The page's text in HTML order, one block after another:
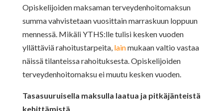
Opiskelijoiden maksaman terveydenhoitomaksun
summa vahvistetaan vuosittain marraskuun loppuun
mennessä. Mikäli YTHS:lle tulisi kesken vuoden
yllättäviä rahoitustarpeita, lainmukaan valtio vastaa
näissä tilanteissa rahoituksesta. Opiskelijoiden
terveydenhoitomaksu ei muutu kesken vuoden.
Tasasuuruisella maksulla laatua ja pitkäjänteistä
kehittämistä